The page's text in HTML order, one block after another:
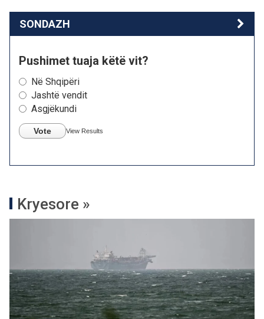
SONDAZH
Pushimet tuaja këtë vit?
Në Shqipëri
Jashtë vendit
Asgjëkundi
Vote View Results
Kryesore »